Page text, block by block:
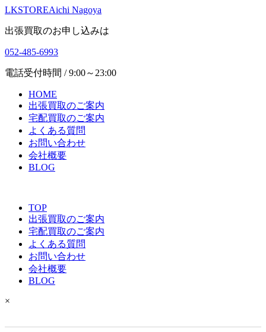
LKSTOREAichi Nagoya
出張買取のお申し込みは
052-485-6993
電話受付時間 / 9:00～23:00
HOME
出張買取のご案内
宅配買取のご案内
よくある質問
お問い合わせ
会社概要
BLOG
TOP
出張買取のご案内
宅配買取のご案内
よくある質問
お問い合わせ
会社概要
BLOG
×